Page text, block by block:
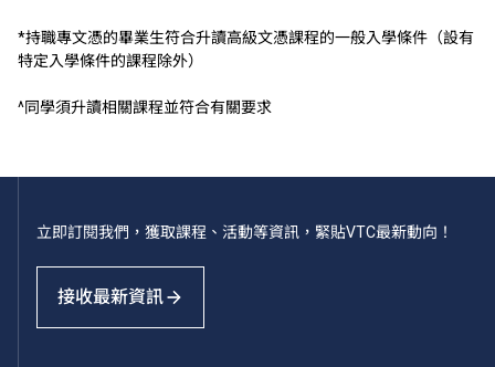
*持職專文憑的畢業生符合升讀高級文憑課程的一般入學條件（設有
特定入學條件的課程除外）
^同學須升讀相關課程並符合有關要求
立即訂閱我們，獲取課程、活動等資訊，緊貼VTC最新動向！
接收最新資訊